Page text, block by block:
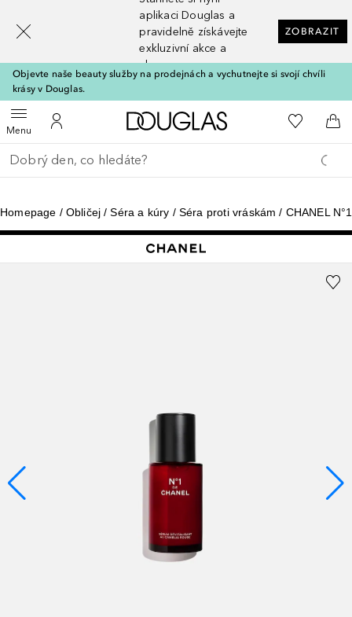
aplikaci Douglas a
pravidelně získávejte
exkluzivní akce a
slevy
ZOBRAZIT
Objevte naše beauty služby na prodejnách a vychutnejte si svojí chvíli
krásy v Douglas.
MenuOtevřít menuK mému účtu
Domů K mému
Do
Vraťte se
Proveďte vyhledávání
Homepage Obličej Séra a kúry Séra proti vráskám CHANEL
[navigation.slideout.screenreader]